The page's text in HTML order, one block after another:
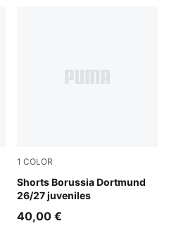
1 COLOR
Shorts Borussia Dortmund
26/27 juveniles
PUMA Black-Faster Yellow
40,00 €